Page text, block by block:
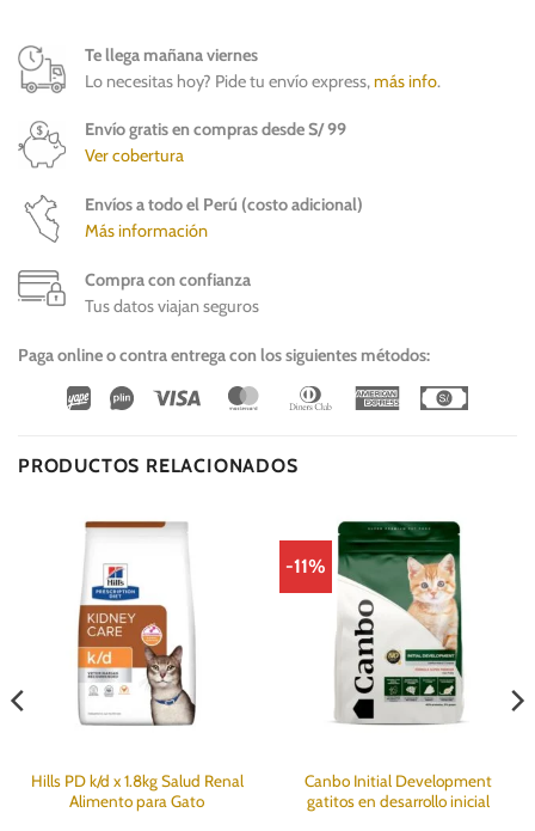
Te llega mañana viernes
Lo necesitas hoy? Pide tu envío express,más info.
Envío gratis en compras desde S/ 99
Ver cobertura
Envíos a todo el Perú (costo adicional)
Más información
Compra con confianza
Tus datos viajan seguros
Paga online o contra entrega con los siguientes métodos:
Wirecard
Vipps Visa MasterCardDinners
American
PRODUCTOS RELACIONADOS
Hills PD k/d x 1.8kg Salud Renal
Alimento para Gato
-11%
Canbo Initial Development
gatitos en desarrollo inicial